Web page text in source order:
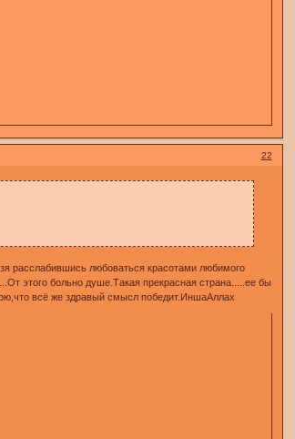
22
расслабившись любоваться красотами любимого
этого больно душе.Такая прекрасная страна.....ее бы
всё же здравый смысл победит.ИншаАллах